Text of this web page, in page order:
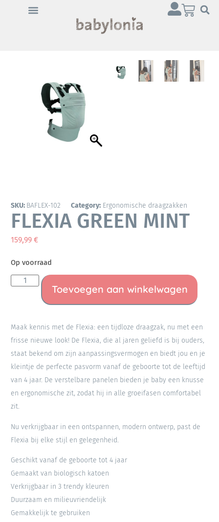
SKU: BAFLEX-102 Category: Ergonomische draagzakken
FLEXIA GREEN MINT
159,99€
Op voorraad
Toevoegen aan winkelwagen
Maak kennis met de Flexia: een tijdloze draagzak, nu met een
frisse nieuwe look! De Flexia, die al jaren geliefd is bij ouders,
staat bekend om zijn aanpassingsvermogen en biedt jou en je
kleintje de perfecte pasvorm vanaf de geboorte tot de leeftijd
van 4 jaar. De verstelbare panelen bieden je baby een knusse
en ergonomische zit, zodat hij in alle groeifasen comfortabel
zit.
Nu verkrijgbaar in een ontspannen, modern ontwerp, past de
Flexia bij elke stijl en gelegenheid.
Geschikt vanaf de geboorte tot 4 jaar
Gemaakt van biologisch katoen
Verkrijgbaar in 3 trendy kleuren
Duurzaam en milieuvriendelijk
Gemakkelijk te gebruiken